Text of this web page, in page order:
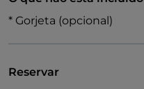
* Gorjeta (opcional)
Reservar